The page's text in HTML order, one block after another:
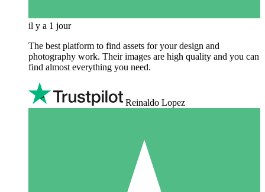
il y a 1 jour
The best platform to find assets for your design and
photography work. Their images are high quality and you can
find almost everything you need.
Reinaldo Lopez